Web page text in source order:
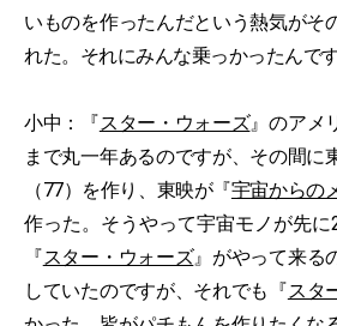
いものを作ったんだという熱気がそ
れた。それにみんな乗っかったんです
小中：『スター・ウォーズ』のアメ
まで丸一年あるのですが、その間に
（77）を作り、東映が『宇宙からの
作った。そうやって宇宙モノが先
『スター・ウォーズ』がやって来る
していたのですが、それでも『スタ